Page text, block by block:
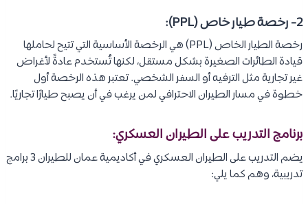
2- رخصة طيار خاص (PPL):
رخصة الطيار الخاص (PPL) هي الرخصة الأساسية التي تتيح لحاملها
قيادة الطائرات الصغيرة بشكل مستقل، لكنها تُستخدم عادةً لأغراض
غير تجارية مثل الترفيه أو السفر الشخصي. تعتبر هذه الرخصة أول
خطوة في مسار الطيران الاحترافي لمن يرغب في أن يصبح طيارًا تجاريًا.
برنامج التدريب على الطيران العسكري:
يضم التدريب على الطيران العسكري في أكاديمية عمان للطيران 3 برامج
تدريبية، وهم كما يلي: